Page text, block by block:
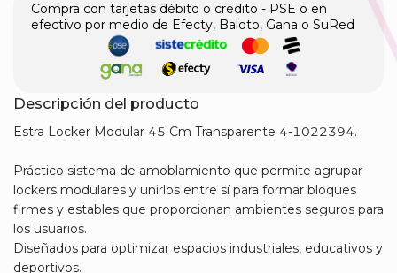
Compra con tarjetas débito o crédito - PSE o en
efectivo por medio de Efecty, Baloto, Gana o SuRed
Descripción del producto
​Estra Locker Modular 45 Cm Transparente 4-1022394.
Práctico sistema de amoblamiento que permite agrupar
lockers modulares y unirlos entre sí para formar bloques
firmes y estables que proporcionan ambientes seguros para
los usuarios.
Diseñados para optimizar espacios industriales, educativos y
deportivos.